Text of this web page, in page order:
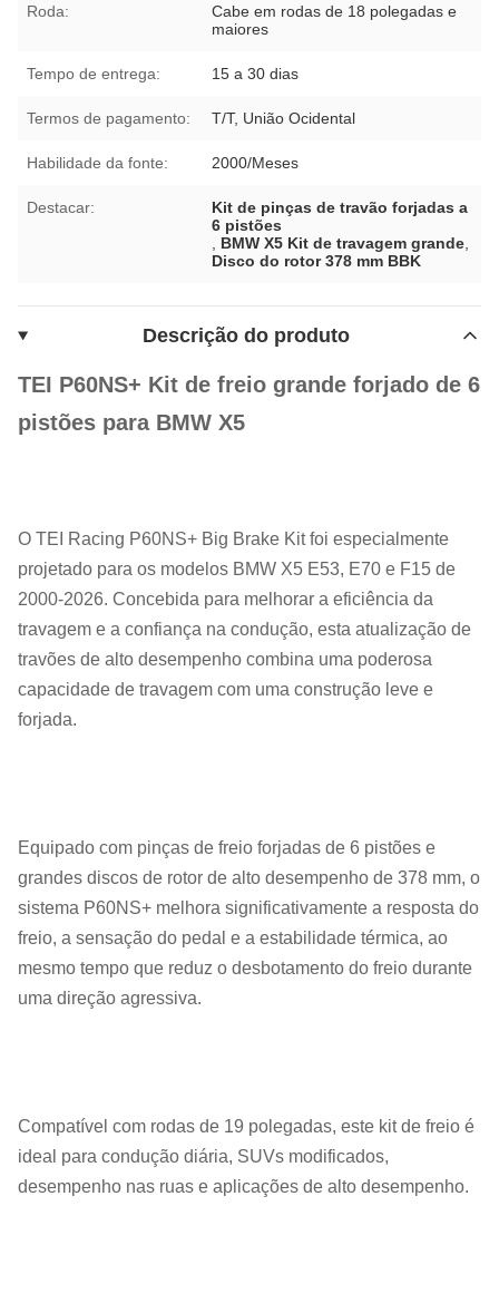
Roda:
Cabe em rodas de 18 polegadas e
maiores
Tempo de entrega: 15 a 30 dias
Termos de pagamento: T/T, União Ocidental
Habilidade da fonte: 2000/Meses
Destacar:
Kit de pinças de travão forjadas a
6 pistões
BMW X5 Kit de travagem grande
Disco do rotor 378 mm BBK
Descrição do produto
TEI P60NS+ Kit de freio grande forjado de 6
pistões para BMW X5
O TEI Racing P60NS+ Big Brake Kit foi especialmente
projetado para os modelos BMW X5 E53, E70 e F15 de
2000-2026. Concebida para melhorar a eficiência da
travagem e a confiança na condução, esta atualização de
travões de alto desempenho combina uma poderosa
capacidade de travagem com uma construção leve e
forjada.
Equipado com pinças de freio forjadas de 6 pistões e
grandes discos de rotor de alto desempenho de 378 mm, o
sistema P60NS+ melhora significativamente a resposta do
freio, a sensação do pedal e a estabilidade térmica, ao
mesmo tempo que reduz o desbotamento do freio durante
uma direção agressiva.
Compatível com rodas de 19 polegadas, este kit de freio é
ideal para condução diária, SUVs modificados,
desempenho nas ruas e aplicações de alto desempenho.